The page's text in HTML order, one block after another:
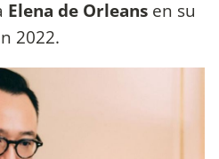
Elena de Orleans en su
2022.